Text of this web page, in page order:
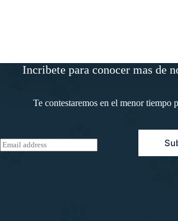
Incribete para conocer mas de
Te contestaremos en el menor tiempo
E
m